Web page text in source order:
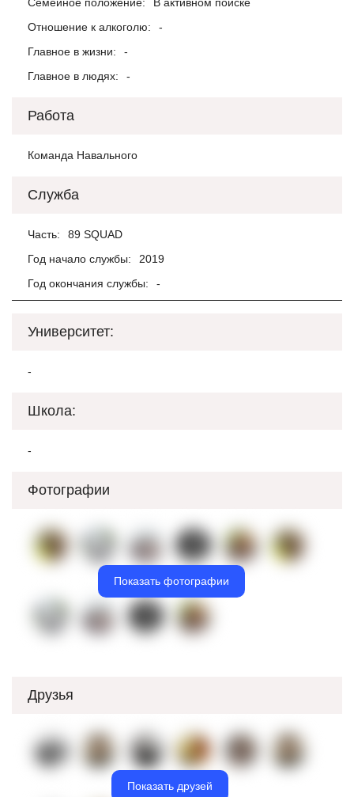
Отношение к алкоголю:
-
Главное в жизни:
-
Главное в людях:
-
Работа
Команда Навального
Служба
Часть:
89 SQUAD
Год начало службы:
2019
Год окончания службы:
-
Университет:
-
Школа:
-
Фотографии
Показать фотографии
Друзья
Показать друзей